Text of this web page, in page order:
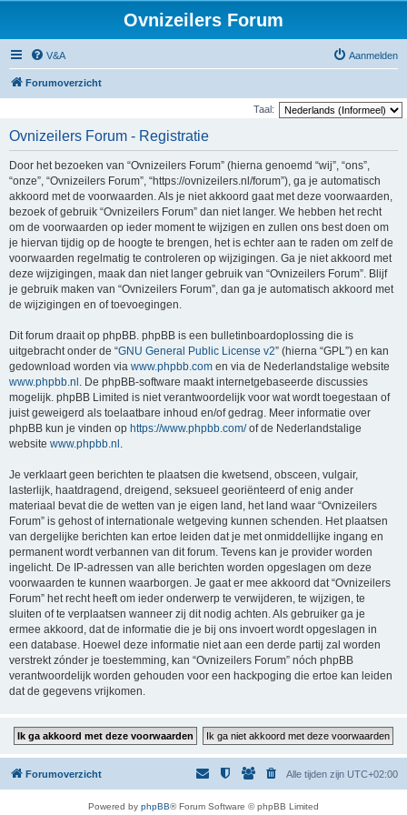
Ovnizeilers Forum
V&A Aanmelden
Forumoverzicht
Taal:
Ovnizeilers Forum - Registratie
Door het bezoeken van “Ovnizeilers Forum” (hierna genoemd “wij”, “ons”,
“onze”, “Ovnizeilers Forum”, “https://ovnizeilers.nl/forum”), ga je automatisch
akkoord met de voorwaarden. Als je niet akkoord gaat met deze voorwaarden,
bezoek of gebruik “Ovnizeilers Forum” dan niet langer. We hebben het recht
om de voorwaarden op ieder moment te wijzigen en zullen ons best doen om
je hiervan tijdig op de hoogte te brengen, het is echter aan te raden om zelf de
voorwaarden regelmatig te controleren op wijzigingen. Ga je niet akkoord met
deze wijzigingen, maak dan niet langer gebruik van “Ovnizeilers Forum”. Blijf
je gebruik maken van “Ovnizeilers Forum”, dan ga je automatisch akkoord met
de wijzigingen en of toevoegingen.
Dit forum draait op phpBB. phpBB is een bulletinboardoplossing die is
uitgebracht onder de “GNU General Public License v2” (hierna “GPL”) en kan
gedownload worden via www.phpbb.com en via de Nederlandstalige website
www.phpbb.nl . De phpBB-software maakt internetgebaseerde discussies
mogelijk. phpBB Limited is niet verantwoordelijk voor wat wordt toegestaan of
juist geweigerd als toelaatbare inhoud en/of gedrag. Meer informatie over
phpBB kun je vinden op https://www.phpbb.com/of de Nederlandstalige
website www.phpbb.nl .
Je verklaart geen berichten te plaatsen die kwetsend, obsceen, vulgair,
lasterlijk, haatdragend, dreigend, seksueel georiënteerd of enig ander
materiaal bevat die de wetten van je eigen land, het land waar “Ovnizeilers
Forum” is gehost of internationale wetgeving kunnen schenden. Het plaatsen
van dergelijke berichten kan ertoe leiden dat je met onmiddellijke ingang en
permanent wordt verbannen van dit forum. Tevens kan je provider worden
ingelicht. De IP-adressen van alle berichten worden opgeslagen om deze
voorwaarden te kunnen waarborgen. Je gaat er mee akkoord dat “Ovnizeilers
Forum” het recht heeft om ieder onderwerp te verwijderen, te wijzigen, te
sluiten of te verplaatsen wanneer zij dit nodig achten. Als gebruiker ga je
ermee akkoord, dat de informatie die je bij ons invoert wordt opgeslagen in
een database. Hoewel deze informatie niet aan een derde partij zal worden
verstrekt zónder je toestemming, kan “Ovnizeilers Forum” nóch phpBB
verantwoordelijk worden gehouden voor een hackpoging die ertoe kan leiden
dat de gegevens vrijkomen.
Forumoverzicht Alle tijden zijn UTC+02:00
Powered by phpBB® Forum Software © phpBB Limited